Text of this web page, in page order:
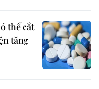
thể cắt
tăng